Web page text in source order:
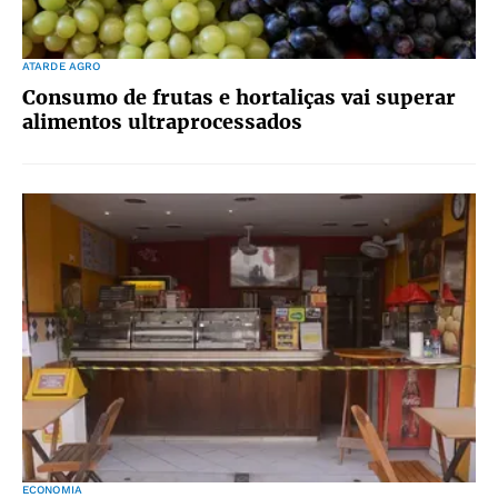
ATARDE AGRO
Consumo de frutas e hortaliças vai superar
alimentos ultraprocessados
ECONOMIA